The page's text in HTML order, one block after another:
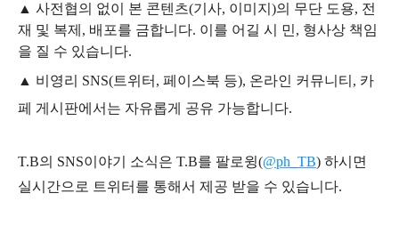
▲ 사전협의 없이 본 콘텐츠(기사, 이미지)의 무단 도용, 전
재 및 복제, 배포를 금합니다. 이를 어길 시 민, 형사상 책임
을 질 수 있습니다.
▲ 비영리 SNS(트위터, 페이스북 등), 온라인 커뮤니티, 카
페 게시판에서는 자유롭게 공유 가능합니다.
T.B의 SNS이야기 소식은 T.B를 팔로윙(@ph_TB) 하시면
실시간으로 트위터를 통해서 제공 받을 수 있습니다.